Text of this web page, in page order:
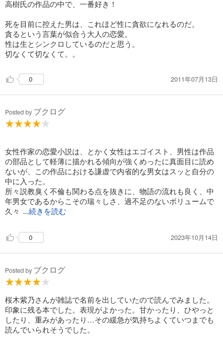
高樹氏の作品の中で、一番好き！
死を目前に控えた男は、これほど性に貪欲になれるのだ。
貪るという言葉が似合う大人の恋愛。
性は生とシンクロしているのだと思う。
切なくて切なくて。。
0 2011年07月13日
Posted by ブクログ
女性作家の恋愛小説は、とかく女性はエゴイスト、男性は作品
の部品として軽薄に描かれる傾向が強くめったに真面目に読め
ないが、この作品における謙虚で内省的な男女はスッと自分の
中に入った。
所々説教臭く不倫も関わる点を抜きに、物語の流れも良く、中
年男女であるからこその瑞々しさ、過不足のないボリュームで
久々
...続きを読む
0 2023年10月14日
Posted by ブクログ
桜木紫乃さんが雑誌で名前を出していたので読んでみました。
印象に残る本でした。表現がよかった。甘かったり、ひやっと
したり、重みがあったり…その緩急が気持ちよくていつまでも
読んでいられそうでした。